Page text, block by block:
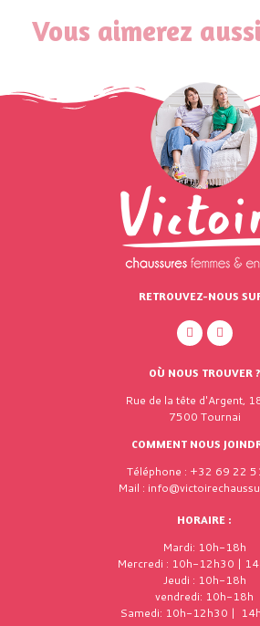
Vous aimerez
RETROUVEZ-NOUS
OÙ NOUS TROUVER ?
Rue de la tête d'Argent,
7500 Tournai
COMMENT NOUS
Téléphone : +32 69 22
Mail :
HORAIRE :
Mardi: 10h-18h
Mercredi : 10h-12h30 |
Jeudi : 10h-18h
vendredi: 10h-18h
Samedi: 10h-12h30 |